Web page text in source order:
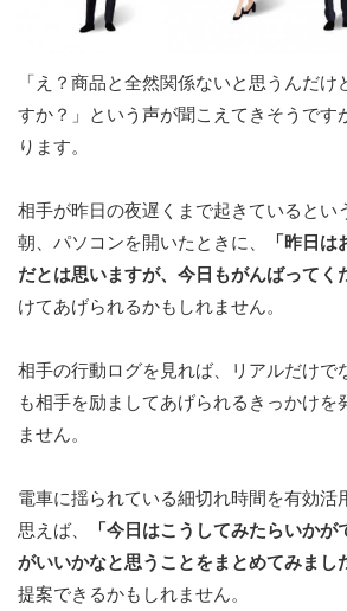
「え？商品と全然関係ないと思うんだ
すか？」という声が聞こえてきそうです
ります。
相手が昨日の夜遅くまで起きているとい
朝、パソコンを開いたときに、
「昨日
だとは思いますが、今日もがんばってく
けてあげられるかもしれません。
相手の行動ログを見れば、リアルだけで
も相手を励ましてあげられるきっかけを
ません。
電車に揺られている細切れ時間を有効活
思えば、
「今日はこうしてみたらいかが
がいいかなと思うことをまとめてみまし
提案できるかもしれません。